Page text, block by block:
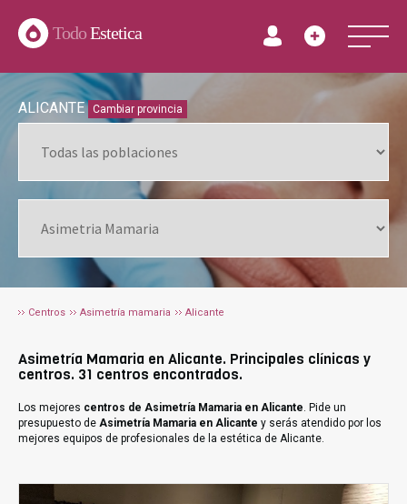
TodoEstetica
ALICANTE Cambiar provincia
Centros Asimetría mamaria Alicante
Asimetría Mamaria en Alicante. Principales clínicas y
centros. 31 centros encontrados.
Los mejores centros de Asimetría Mamaria en Alicante. Pide un
presupuesto de Asimetría Mamaria en Alicante y serás atendido por los
mejores equipos de profesionales de la estética de Alicante.